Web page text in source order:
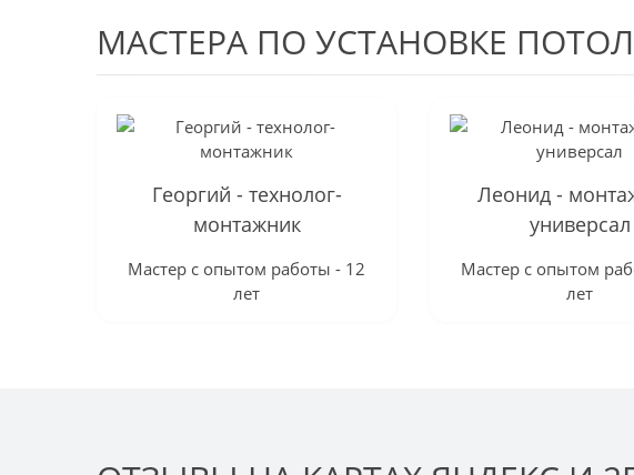
МАСТЕРА ПО УСТАНОВКЕ
Георгий - технолог-
монтажник
Мастер с опытом работы - 12
лет
Леонид -
универсал
Мастер с опытом
лет